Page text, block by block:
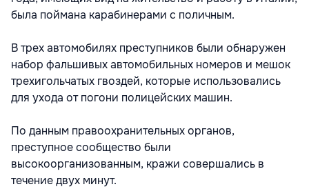
была поймана карабинерами с поличным.
В трех автомобилях преступников были обнаружен
набор фальшивых автомобильных номеров и мешок
трехигольчатых гвоздей, которые использовались
для ухода от погони полицейских машин.
По данным правоохранительных органов,
преступное сообщество были
высокоорганизованным, кражи совершались в
течение двух минут.